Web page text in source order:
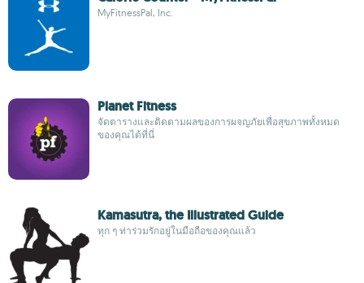
MyFitnessPal, Inc.
Planet Fitness
จัดตารางและติดตามผลของการผจญภัยเพื่อสุขภาพทั้งหมด
ของคุณได้ที่นี่
Kamasutra, the Illustrated Guide
ทุก ๆ ท่าร่วมรักอยู่ในมือถือของคุณแล้ว